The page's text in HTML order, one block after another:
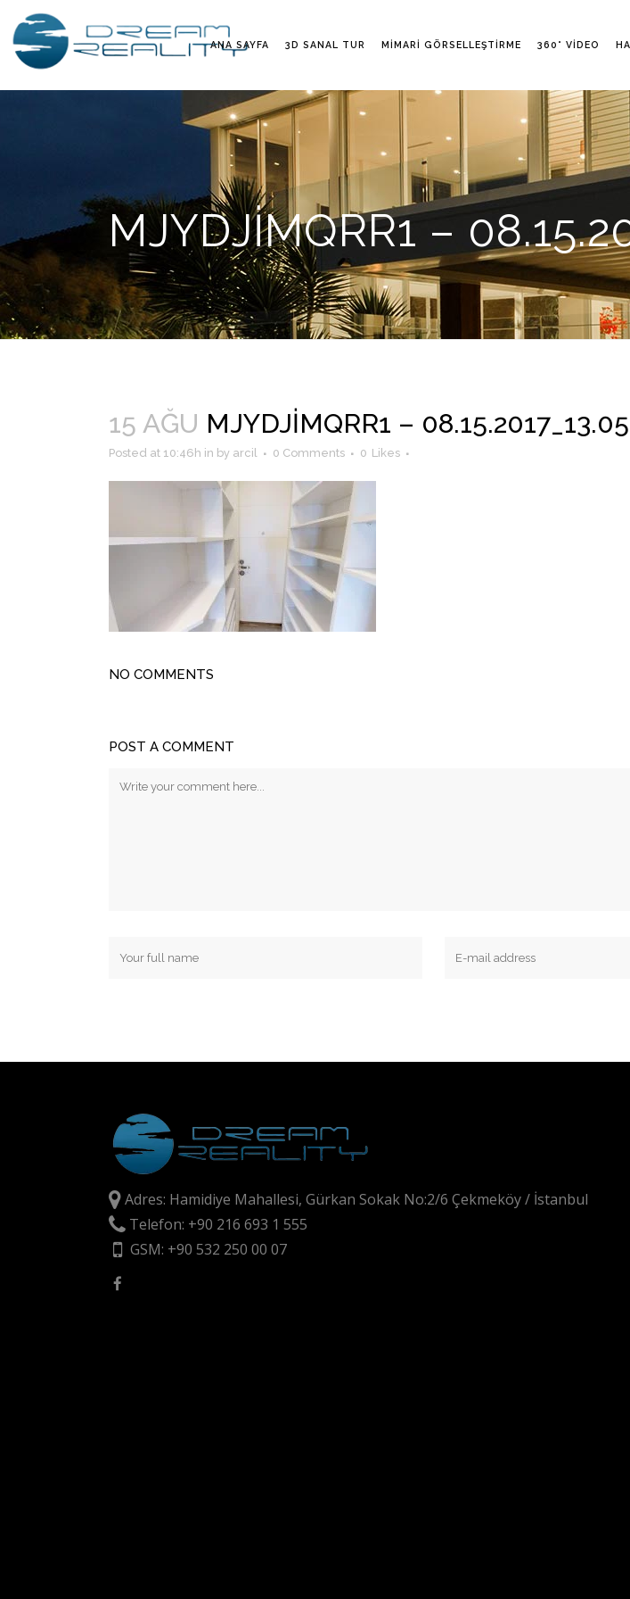
ANA SAYFA 3D SANAL TUR MIMARI GÖRSELLEŞTIRME 360° VIDEO
MJYDJIMQRR1 –
15 AĞU MJYDJIMQRR1 –
Posted at 10:46h in by arcil 0 Comments 0 Likes
NO COMMENTS
POST A COMMENT
Adres: Hamidiye Mahallesi, Gürkan Sokak No:2/6 Çekmeköy / İstanbul
Telefon: +90 216 693 1 555
GSM: +90 532 250 00 07